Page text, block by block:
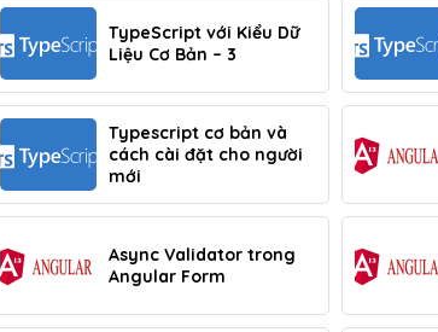
TypeScript với Kiểu Dữ
Liệu Cơ Bản – 3
Typescript cơ bản và
cách cài đặt cho người
mới
Async Validator trong
Angular Form